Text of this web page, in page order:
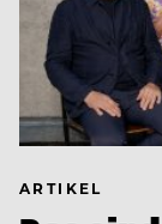
ARTIKEL